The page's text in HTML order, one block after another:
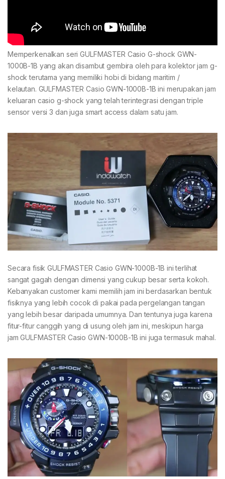
Memperkenalkan seri GULFMASTER Casio G-shock GWN-
1000B-1B yang akan disambut gembira oleh para kolektor jam g-
shock terutama yang memiliki hobi di bidang maritim /
kelautan. GULFMASTER Casio GWN-1000B-1B ini merupakan jam
keluaran casio g-shock yang telah terintegrasi dengan triple
sensor versi 3 dan juga smart access dalam satu jam.
Secara fisik GULFMASTER Casio GWN-1000B-1B ini terlihat
sangat gagah dengan dimensi yang cukup besar serta kokoh.
Kebanyakan customer kami memilih jam ini berdasarkan bentuk
fisiknya yang lebih cocok di pakai pada pergelangan tangan
yang lebih besar daripada umumnya. Dan tentunya juga karena
fitur-fitur canggih yang di usung oleh jam ini, meskipun harga
jam GULFMASTER Casio GWN-1000B-1B ini juga termasuk mahal.